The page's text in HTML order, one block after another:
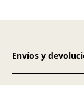
Envíos y